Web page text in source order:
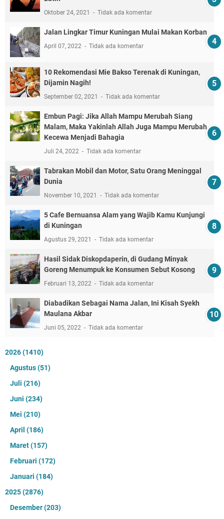
Oktober 24, 2021 Tidak ada komentar
Jalan Lingkar Timur Kuningan Mulai Makan Korban
April 07, 2022 Tidak ada komentar
10 Rekomendasi Mie Bakso Terenak di Kuningan,
Dijamin Nagih!
September 02, 2021 Tidak ada komentar
Embun Pagi: Jika Allah Mampu Merubah Siang
Malam, Maka Yakinlah Allah Juga Mampu Merubah
Kecewa Menjadi Bahagia
Juli 24, 2022 Tidak ada komentar
Tabrakan Mobil dan Motor, Satu Orang Meninggal
Dunia
November 10, 2021 Tidak ada komentar
5 Cafe Bernuansa Alam yang Wajib Kamu Kunjungi
di Kuningan
Agustus 29, 2021 Tidak ada komentar
Hasil Sidak Diskopdaperin, di Gudang Minyak
Goreng Menumpuk ke Konsumen Sebut Kosong
Februari 13, 2022 Tidak ada komentar
Diabadikan Sebagai Nama Jalan, Ini Kisah Syekh
Maulana Akbar
Juni 05, 2022 Tidak ada komentar
2026(1410)
Agustus(51)
Juli (216)
Juni (234)
Mei (210)
April (186)
Maret(157)
Februari (172)
Januari (184)
2025(2876)
Desember(203)